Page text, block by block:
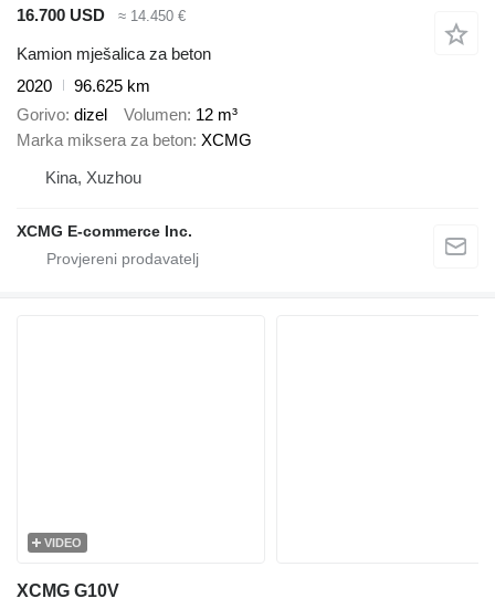
16.700 USD
≈ 14.450 €
Kamion mješalica za beton
2020
96.625 km
Gorivo dizel Volumen 12 m³
Marka miksera za beton XCMG
Kina, Xuzhou
XCMG E-commerce Inc.
VIDEO
XCMG G10V